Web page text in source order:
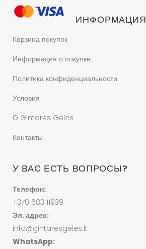
ИНФОРМАЦИЯ
Корзина покупок
Информация о покупке
Политика конфиденциальности
Условия
О Gintarės Gėles
Контакты
У ВАС ЕСТЬ ВОПРОСЫ?
Телефон:
+370 683 11939
Эл. адрес:
info@gintaresgeles.lt
WhatsApp: